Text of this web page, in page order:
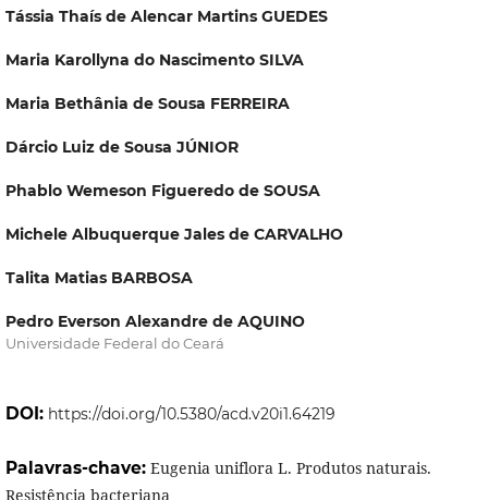
Tássia Thaís de Alencar Martins GUEDES
Maria Karollyna do Nascimento SILVA
Maria Bethânia de Sousa FERREIRA
Dárcio Luiz de Sousa JÚNIOR
Phablo Wemeson Figueredo de SOUSA
Michele Albuquerque Jales de CARVALHO
Talita Matias BARBOSA
Pedro Everson Alexandre de AQUINO
Universidade Federal do Ceará
DOI: https://doi.org/10.5380/acd.v20i1.64219
Palavras-chave: Eugenia uniflora L. Produtos naturais.
Resistência bacteriana